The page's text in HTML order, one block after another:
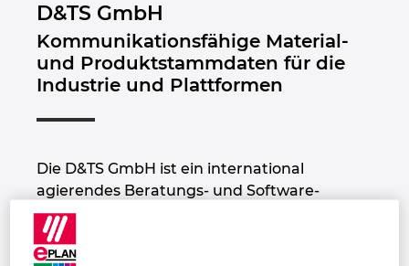
D&TS GmbH
Kommunikationsfähige Material-
und Produktstammdaten für die
Industrie und Plattformen
Die D&TS GmbH ist ein international
agierendes Beratungs- und Software-
Unternehmen in den Bereichen
Stammdatenmanagement und
Klassifizierung. Als Daten-Experte und
Bulgarien
Chile
China Taiwan
Dänemark
Deutschland